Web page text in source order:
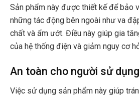
Sản phẩm này được thiết kế để bảo
những tác động bên ngoài như va
chất và ẩm ướt. Điều này giúp gia
của hệ thống điện và giảm nguy cơ
An toàn cho người sử dụng
Việc sử dụng sản phẩm này giúp